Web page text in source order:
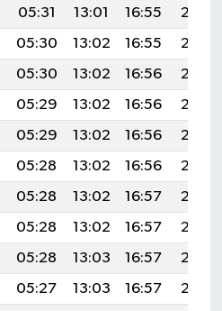
05:31 13:01 16:55
20:22
05:30 13:02 16:55
20:23
05:30 13:02 16:56
20:24
05:29 13:02 16:56
20:25
05:29 13:02 16:56
20:25
05:28 13:02 16:56
20:26
05:28 13:02 16:57
20:27
05:28 13:02 16:57
20:27
05:28 13:03 16:57
20:28
05:27 13:03 16:57
20:28